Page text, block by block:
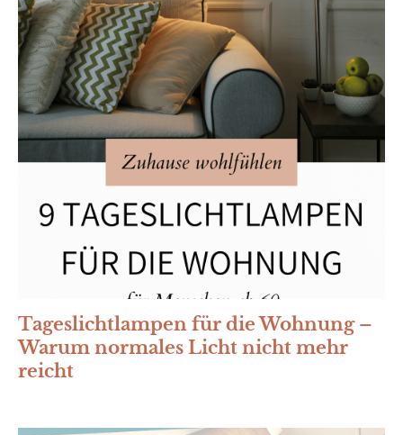
Tageslichtlampen für die Wohnung –
Warum normales Licht nicht mehr
reicht